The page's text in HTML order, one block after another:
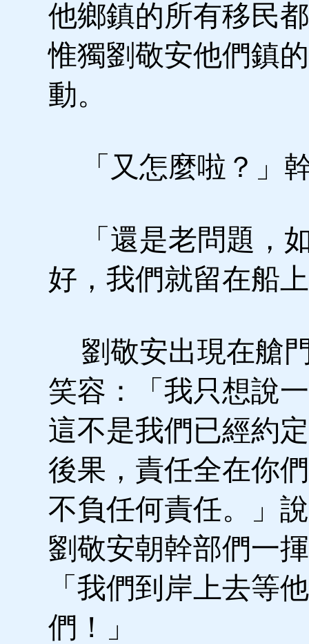
他鄉鎮的所有移民
惟獨劉敬安他們鎮
動。
「又怎麼啦？」
「還是老問題，
好，我們就留在船
劉敬安出現在艙
笑容：「我只想說
這不是我們已經約
後果，責任全在你
不負任何責任。」
劉敬安朝幹部們一
「我們到岸上去等他
們！」